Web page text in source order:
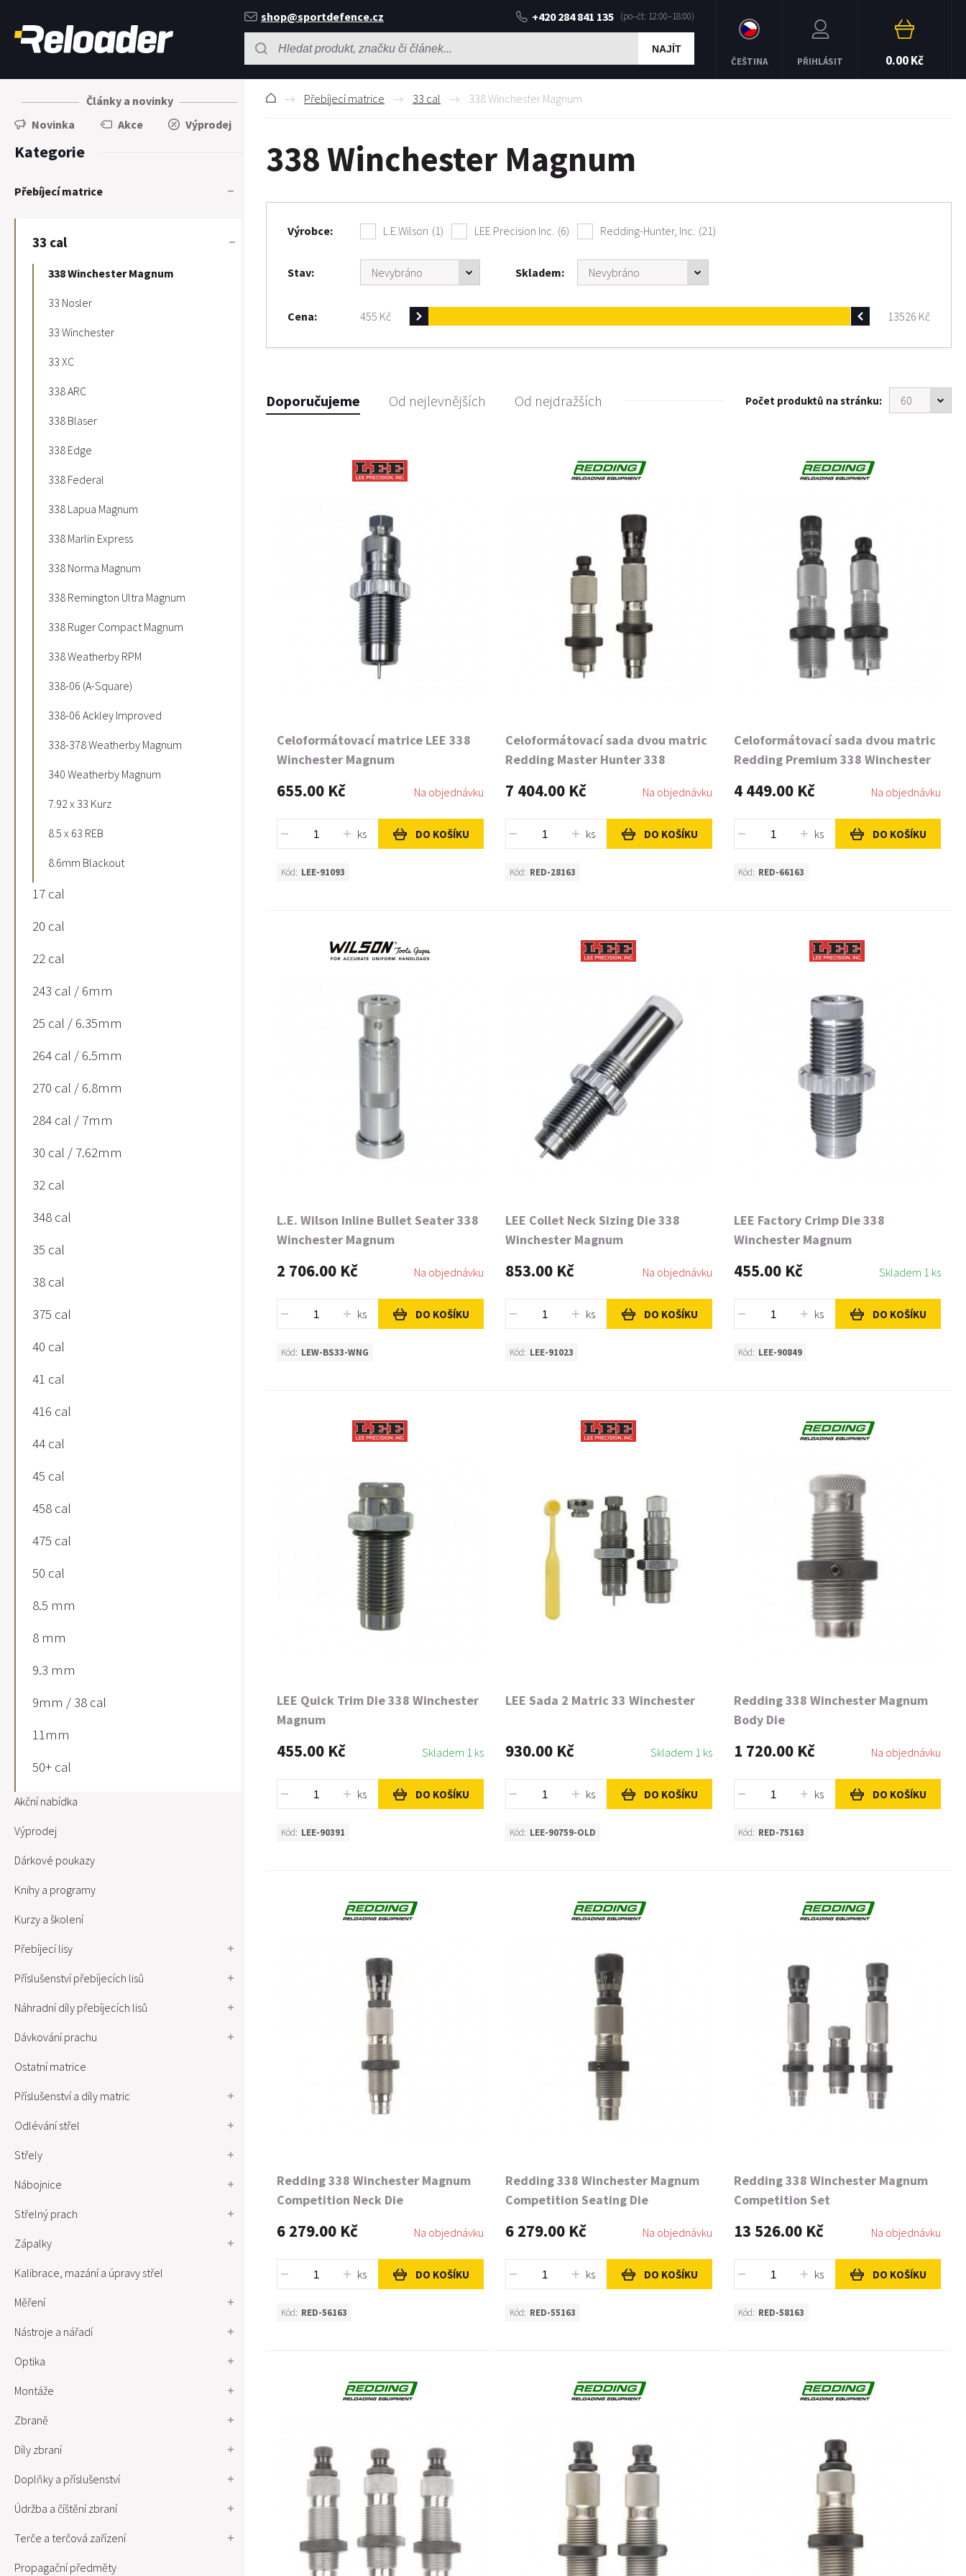
shop@sportdefence.cz +420 284 841 135
NAJÍT
ČEŠTINA PŘIHLÁSIT 0.00 Kč
Články a novinky
Novinka
Akce Výprodej
Kategorie
Přebíjecí matrice
33 cal
338 Winchester Magnum
33 Nosler
33 Winchester
33 XC
338 ARC
338 Blaser
338 Edge
338 Federal
338 Lapua Magnum
338 Marlin Express
338 Norma Magnum
338 Remington Ultra Magnum
338 Ruger Compact Magnum
338 Weatherby RPM
338-06 (A-Square)
338-06 Ackley Improved
338-378 Weatherby Magnum
340 Weatherby Magnum
7.92 x 33 Kurz
8.5 x 63 REB
8.6mm Blackout
17 cal
20 cal
22 cal
243 cal / 6mm
25 cal / 6.35mm
264 cal / 6.5mm
270 cal / 6.8mm
284 cal / 7mm
30 cal / 7.62mm
32 cal
348 cal
35 cal
38 cal
375 cal
40 cal
41 cal
416 cal
44 cal
45 cal
458 cal
475 cal
50 cal
8.5 mm
8 mm
9.3 mm
9mm / 38 cal
11mm
50+ cal
Akční nabídka
Výprodej
Dárkové poukazy
Knihy a programy
Kurzy a školení
Přebíjecí lisy
Příslušenství přebíjecích lisů
Náhradní díly přebíjecích lisů
Dávkování prachu
Ostatní matrice
Příslušenství a díly matric
Odlévání střel
Střely
Nábojnice
Střelný prach
Zápalky
Kalibrace, mazání a úpravy střel
Měření
Nástroje a nářadí
Optika
Montáže
Zbraně
Díly zbraní
Doplňky a příslušenství
Údržba a číštění zbraní
Terče a terčová zařízení
Propagační předměty
Přebíjecí matrice 33 cal 338 Winchester Magnum
338 Winchester Magnum
Výrobce L.E.Wilson (1) LEE Precision Inc. (6) Redding-Hunter, Inc. (21)
Stav Skladem
Cena 455 Kč 13526 Kč
Doporučujeme Od nejlevnějších Od nejdražších Počet produktů na stránku:
Celoformátovací matrice LEE 338
Winchester Magnum
655.00 Kč Na objednávku
ks DO KOŠÍKU
Kód: LEE-91093
Celoformátovací sada dvou matric
Redding Master Hunter 338
7 404.00 Kč Na objednávku
ks DO KOŠÍKU
Kód: RED-28163
Celoformátovací sada dvou matric
Redding Premium 338 Winchester
4 449.00 Kč Na objednávku
ks DO KOŠÍKU
Kód: RED-66163
L.E. Wilson Inline Bullet Seater 338
Winchester Magnum
2 706.00 Kč Na objednávku
ks DO KOŠÍKU
Kód: LEW-BS33-WNG
LEE Collet Neck Sizing Die 338
Winchester Magnum
853.00 Kč Na objednávku
ks DO KOŠÍKU
Kód: LEE-91023
LEE Factory Crimp Die 338
Winchester Magnum
455.00 Kč Skladem 1 ks
ks DO KOŠÍKU
Kód: LEE-90849
LEE Quick Trim Die 338 Winchester
Magnum
455.00 Kč Skladem 1 ks
ks DO KOŠÍKU
Kód: LEE-90391
LEE Sada 2 Matric 33 Winchester
930.00 Kč Skladem 1 ks
ks DO KOŠÍKU
Kód: LEE-90759-OLD
Redding 338 Winchester Magnum
Body Die
1 720.00 Kč Na objednávku
ks DO KOŠÍKU
Kód: RED-75163
Redding 338 Winchester Magnum
Competition Neck Die
6 279.00 Kč Na objednávku
ks DO KOŠÍKU
Kód: RED-56163
Redding 338 Winchester Magnum
Competition Seating Die
6 279.00 Kč Na objednávku
ks DO KOŠÍKU
Kód: RED-55163
Redding 338 Winchester Magnum
Competition Set
13 526.00 Kč Na objednávku
ks DO KOŠÍKU
Kód: RED-58163